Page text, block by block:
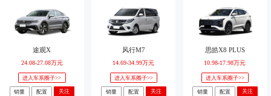
途观X
24.08-27.08万元
进入车系圈子>>
销量 配置 关注
风行M7
14.69-34.99万元
进入车系圈子>>
销量 配置 关注
思皓X8 PLUS
10.98-17.98万元
进入车系圈子>>
销量 配置 关注